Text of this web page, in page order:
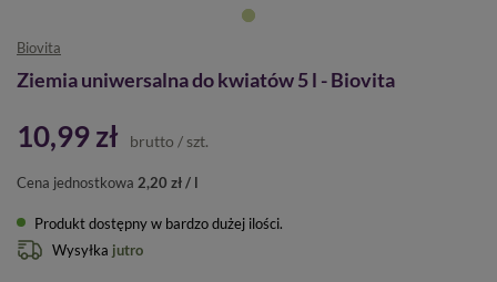
Biovita
Ziemia uniwersalna do kwiatów 5 l - Biovita
10,99 zł brutto / szt.
Cena jednostkowa 2,20 zł / l
Produkt dostępny w bardzo dużej ilości
Wysyłka jutro